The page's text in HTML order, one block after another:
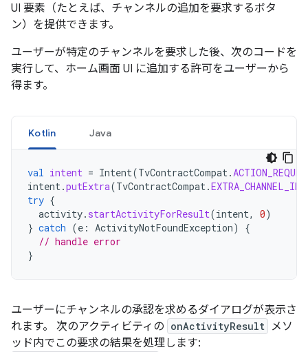
UI 要素（たとえば、チャンネルの追加を要求するボタ
ン）を提供できます。
ユーザーが特定のチャンネルを要求した後、次のコードを
実行して、ホーム画面 UI に追加する許可をユーザーから
得ます。
Kotlin Java
val intent = Intent(TvContractCompat.
intent.putExtra(TvContractCompat.EXTRA_CHANNEL_ID
try {
activity. startActivityForResult(intent, 0)
} catch (e : ActivityNotFoundException)
{
// handle error
}
ユーザーにチャンネルの承認を求めるダイアログが表示さ
れます。 次のアクティビティの onActivityResult メソ
ッド内でこの要求の結果を処理します: